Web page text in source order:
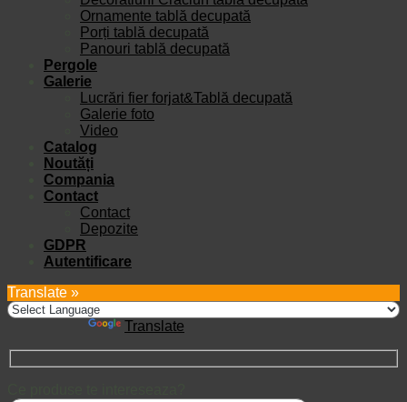
Ornamente tablă decupată
Porți tablă decupată
Panouri tablă decupată
Pergole
Galerie
Lucrări fier forjat&Tablă decupată
Galerie foto
Video
Catalog
Noutăți
Compania
Contact
Contact
Depozite
GDPR
Autentificare
Translate »
Translate